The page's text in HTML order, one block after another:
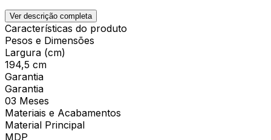
Ver descrição completa
Características do produto
Pesos e Dimensões
Largura (cm)
194,5 cm
Garantia
Garantia
03 Meses
Materiais e Acabamentos
Material Principal
MDP